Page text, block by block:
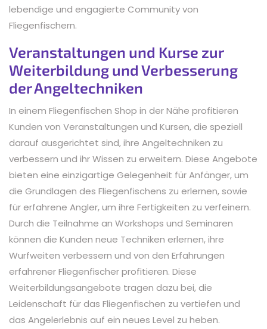
lebendige und engagierte Community von
Fliegenfischern.
Veranstaltungen und Kurse zur
Weiterbildung und Verbesserung
der Angeltechniken
In einem Fliegenfischen Shop in der Nähe profitieren
Kunden von Veranstaltungen und Kursen, die speziell
darauf ausgerichtet sind, ihre Angeltechniken zu
verbessern und ihr Wissen zu erweitern. Diese Angebote
bieten eine einzigartige Gelegenheit für Anfänger, um
die Grundlagen des Fliegenfischens zu erlernen, sowie
für erfahrene Angler, um ihre Fertigkeiten zu verfeinern.
Durch die Teilnahme an Workshops und Seminaren
können die Kunden neue Techniken erlernen, ihre
Wurfweiten verbessern und von den Erfahrungen
erfahrener Fliegenfischer profitieren. Diese
Weiterbildungsangebote tragen dazu bei, die
Leidenschaft für das Fliegenfischen zu vertiefen und
das Angelerlebnis auf ein neues Level zu heben.